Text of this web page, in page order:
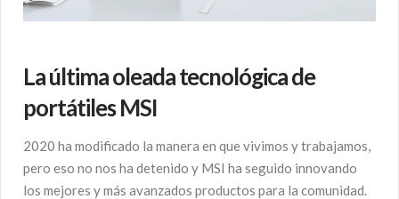
La última oleada tecnológica de
portátiles MSI
2020 ha modificado la manera en que vivimos y trabajamos,
pero eso no nos ha detenido y MSI ha seguido innovando
los mejores y más avanzados productos para la comunidad.